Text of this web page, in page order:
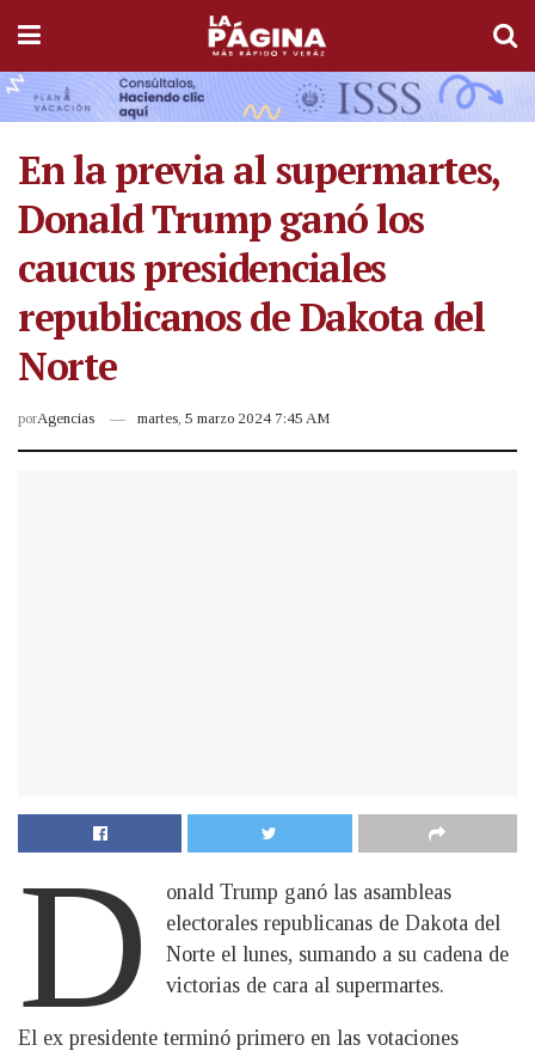
En la previa al supermartes,
Donald Trump ganó los
caucus presidenciales
republicanos de Dakota del
Norte
porAgencias martes, 5 marzo 2024 7:45 AM
D
onald Trump ganó las asambleas
electorales republicanas de Dakota del
Norte el lunes, sumando a su cadena de
victorias de cara al supermartes.
El ex presidente terminó primero en las votaciones